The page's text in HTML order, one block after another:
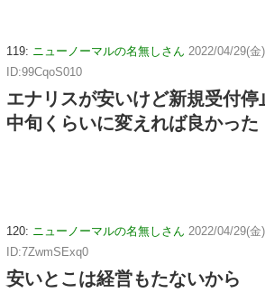
119: ニューノーマルの名無しさん 2022/04/29(
ID:99CqoS010
エナリスが安いけど新規受付停
中旬くらいに変えれば良かった
120: ニューノーマルの名無しさん 2022/04/29(
ID:7ZwmSExq0
安いとこは経営もたないから